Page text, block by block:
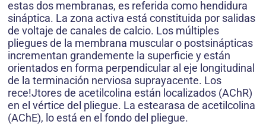
estas dos membranas, es referida como hendidura
sináptica. La zona activa está constituida por salidas
de voltaje de canales de calcio. Los múltiples
pliegues de la membrana muscular o postsinápticas
incrementan grandemente la superficie y están
orientados en forma perpendicular al eje longitudinal
de la terminación nerviosa suprayacente. Los
rece!Jtores de acetilcolina están localizados (AChR)
en el vértice del pliegue. La estearasa de acetilcolina
(AChE), lo está en el fondo del pliegue.